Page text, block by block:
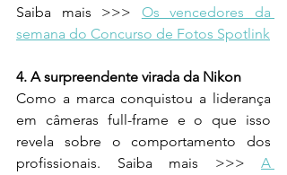
Saiba mais >>> Os vencedores da
semana do Concurso de Fotos Spotlink
4. A surpreendente virada da Nikon
Como a marca conquistou a liderança
em câmeras full-frame e o que isso
revela sobre o comportamento dos
profissionais. Saiba mais >>> A